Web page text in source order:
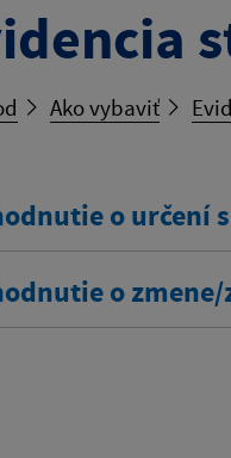
Ako vybaviť
o určení
o